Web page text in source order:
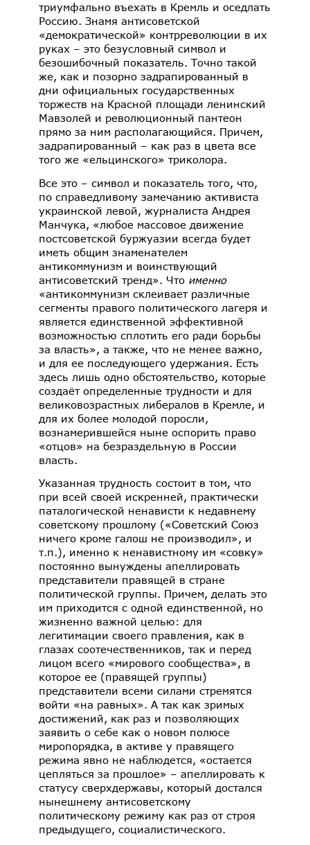
триумфально въехать в Кремль и оседлать
Россию. Знамя антисоветской
«демократической» контрреволюции в их
руках – это безусловный символ и
безошибочный показатель. Точно такой
же, как и позорно задрапированный в
дни официальных государственных
торжеств на Красной площади ленинский
Мавзолей и революционный пантеон
прямо за ним располагающийся. Причем,
задрапированный – как раз в цвета все
того же «ельцинского» триколора.
Все это – символ и показатель того, что,
по справедливому замечанию активиста
украинской левой, журналиста Андрея
Манчука, «любое массовое движение
постсоветской буржуазии всегда будет
иметь общим знаменателем
антикоммунизм и воинствующий
антисоветский тренд». Что именно
«антикоммунизм склеивает различные
сегменты правого политического лагеря и
является единственной эффективной
возможностью сплотить его ради борьбы
за власть», а также, что не менее важно,
и для ее последующего удержания. Есть
здесь лишь одно обстоятельство, которые
создаёт определенные трудности и для
великовозрастных либералов в Кремле, и
для их более молодой поросли,
вознамерившейся ныне оспорить право
«отцов» на безраздельную в России
власть.
Указанная трудность состоит в том, что
при всей своей искренней, практически
паталогической ненависти к недавнему
советскому прошлому («Советский Союз
ничего кроме галош не производил», и
т.п.), именно к ненавистному им «совку»
постоянно вынуждены апеллировать
представители правящей в стране
политической группы. Причем, делать это
им приходится с одной единственной, но
жизненно важной целью: для
легитимации своего правления, как в
глазах соотечественников, так и перед
лицом всего «мирового сообщества», в
которое ее (правящей группы)
представители всеми силами стремятся
войти «на равных». А так как зримых
достижений, как раз и позволяющих
заявить о себе как о новом полюсе
миропорядка, в активе у правящего
режима явно не наблюдется, «остается
цепляться за прошлое» – апеллировать к
статусу сверхдержавы, который достался
нынешнему антисоветскому
политическому режиму как раз от строя
предыдущего, социалистического.